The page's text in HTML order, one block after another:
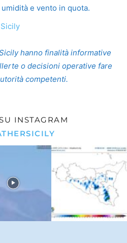
e vento in quota.
hanno finalità informative
o decisioni operative fare
competenti.
INSTAGRAM